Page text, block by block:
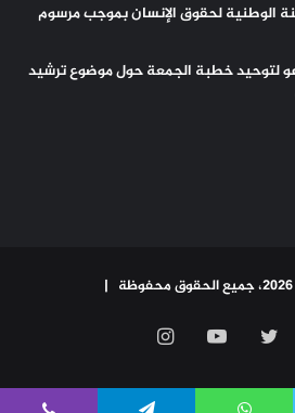
الوطنية لحقوق الإنسان بموجب مرسوم
لتوحيد خطبة الجمعة حول موضوع ترشيد
|
فيسبوك تويتر يوتيوب